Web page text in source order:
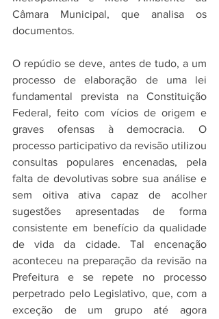
Câmara Municipal, que analisa os
documentos.
O repúdio se deve, antes de tudo, a um
processo de elaboração de uma lei
fundamental prevista na Constituição
Federal, feito com vícios de origem e
graves ofensas à democracia. O
processo participativo da revisão utilizou
consultas populares encenadas, pela
falta de devolutivas sobre sua análise e
sem oitiva ativa capaz de acolher
sugestões apresentadas de forma
consistente em benefício da qualidade
de vida da cidade. Tal encenação
aconteceu na preparação da revisão na
Prefeitura e se repete no processo
perpetrado pelo Legislativo, que, com a
exceção de um grupo até agora